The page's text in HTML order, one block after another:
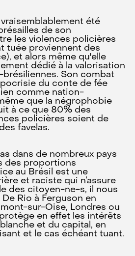
vraisemblablement été
de son
les violences policières
tuée proviennent des
et alors même qu'elle
dédié à la valorisation
Son combat
du conte de fée
comme nation-
que la négrophobie
à ce que 80% des
policières soient de
favelas.
dans de nombreux pays
des proportions
au Brésil est une
et raciste qui n’assure
des citoyen-ne-s, il nous
Rio à Ferguson en
sur-Oise, Londres ou
en effet les intérêts
et du capital, en
et le cas échéant tuant.